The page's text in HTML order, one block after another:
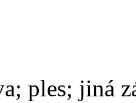
ples; jiná